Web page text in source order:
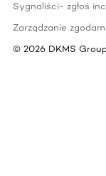
Sygnaliści- zgłoś
Zarządzanie
© 2026 DKMS